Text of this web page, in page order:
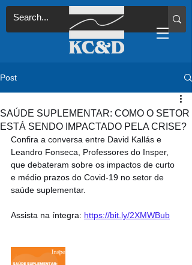
Post
SAÚDE SUPLEMENTAR: COMO O SETOR
ESTÁ SENDO IMPACTADO PELA CRISE?
Confira a conversa entre David Kallás e
Leandro Fonseca, Professores do Insper,
que debateram sobre os impactos de curto
e médio prazos do Covid-19 no setor de
saúde suplementar.
Assista na íntegra: https://bit.ly/2XMWBub